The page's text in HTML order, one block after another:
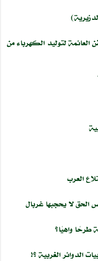
العائمة لتوليد الكهرباء من
العرب
الحق لا يحجبها غربال
طرحًا واهيًا؟
الدوائر الغربية ؟!